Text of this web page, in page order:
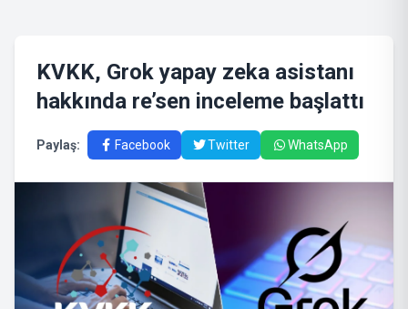
KVKK, Grok yapay zeka asistanı
hakkında re’sen inceleme başlattı
Paylaş: Facebook Twitter WhatsApp